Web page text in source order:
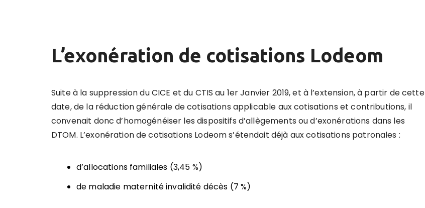
L’exonération de cotisations Lodeom
Suite à la suppression du CICE et du CTIS au 1er Janvier 2019, et à l’extension, à partir de cette
date, de la réduction générale de cotisations applicable aux cotisations et contributions, il
convenait donc d’homogénéiser les dispositifs d’allègements ou d’exonérations dans les
DTOM. L’exonération de cotisations Lodeom s’étendait déjà aux cotisations patronales :
d’allocations familiales (3,45 %)
de maladie maternité invalidité décès (7 %)